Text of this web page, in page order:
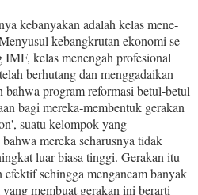
kebanyakan adalah kelas mene­
kebangkrutan ekonomi se­
kelas menengah profesional
berhutang dan menggadaikan
program reformasi betul‑betul
bagi mereka‑membentuk gerakan
suatu kelompok yang
mereka seharusnya tidak
luar biasa tinggi. Gerakan itu
sehingga mengancam banyak
membuat gerakan ini berarti